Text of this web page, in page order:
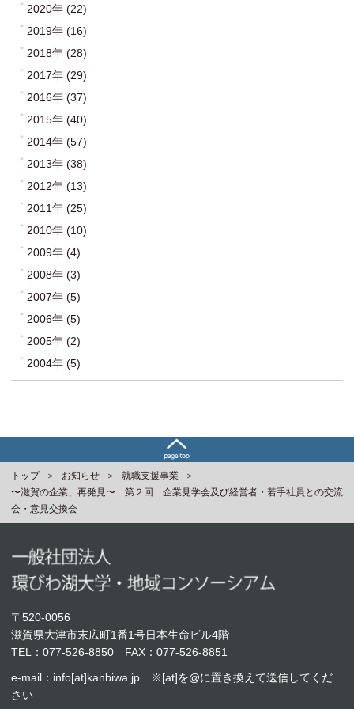
2020年 (22)
2019年 (16)
2018年 (28)
2017年 (29)
2016年 (37)
2015年 (40)
2014年 (57)
2013年 (38)
2012年 (13)
2011年 (25)
2010年 (10)
2009年 (4)
2008年 (3)
2007年 (5)
2006年 (5)
2005年 (2)
2004年 (5)
トップ お知らせ
就職支援事業
〜滋賀の企業、再発見〜 第２回 企業見学会及び経営者・若手社員との交流
会・意見交換会
〒520-0056
滋賀県大津市末広町1番1号日本生命ビル4階
TEL： 077-526-8850 FAX：077-526-8851
e-mail：info[at]kanbiwa.jp ※[at]を@に置き換えて送信してくだ
さい